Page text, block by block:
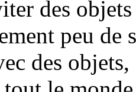
des
peu de
des